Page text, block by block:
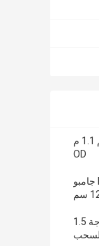
أكياس السائبة الثقيلة كبيرة الحجم 1.1 م
OD
أكياس السائبة الكيميائية PP جامبو
أكياس السائبة الكيميائية المنسوجة 1.5